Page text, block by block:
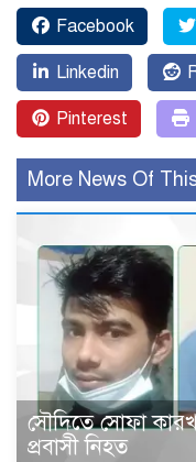
Facebook
Linkedin
Pinterest
More News Of
সৌদিতে সোফা
প্রবাসী নিহত